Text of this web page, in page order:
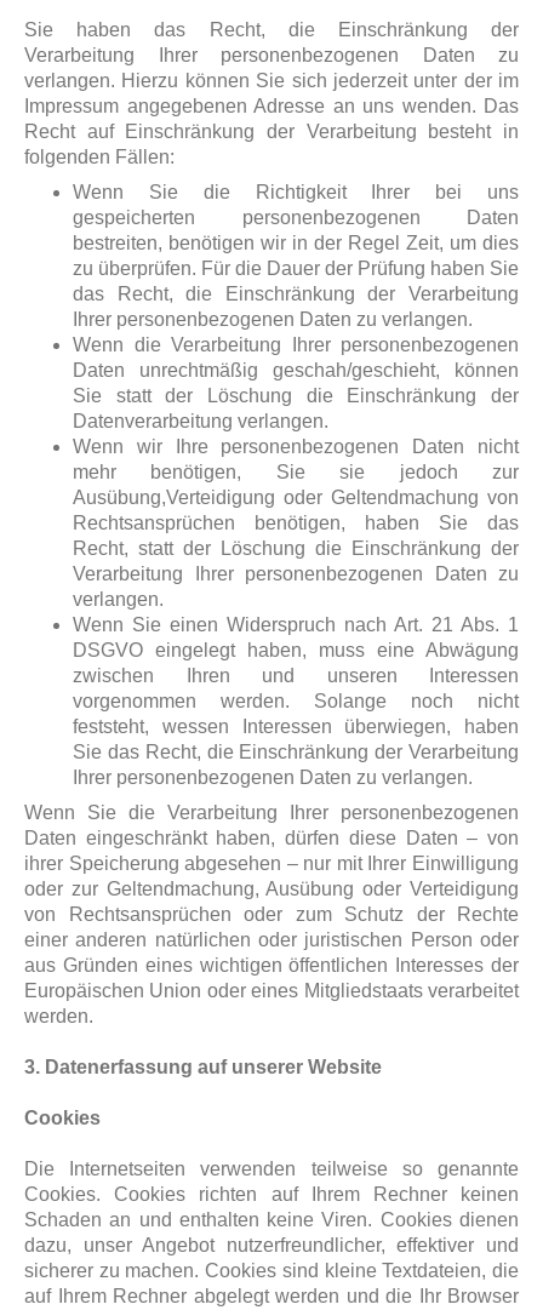
Sie haben das Recht, die Einschränkung der
Verarbeitung Ihrer personenbezogenen Daten zu
verlangen. Hierzu können Sie sich jederzeit unter der im
Impressum angegebenen Adresse an uns wenden. Das
Recht auf Einschränkung der Verarbeitung besteht in
folgenden Fällen:
Wenn Sie die Richtigkeit Ihrer bei uns
gespeicherten personenbezogenen Daten
bestreiten, benötigen wir in der Regel Zeit, um dies
zu überprüfen. Für die Dauer der Prüfung haben Sie
das Recht, die Einschränkung der Verarbeitung
Ihrer personenbezogenen Daten zu verlangen.
Wenn die Verarbeitung Ihrer personenbezogenen
Daten unrechtmäßig geschah/geschieht, können
Sie statt der Löschung die Einschränkung der
Datenverarbeitung verlangen.
Wenn wir Ihre personenbezogenen Daten nicht
mehr benötigen, Sie sie jedoch zur
Ausübung,Verteidigung oder Geltendmachung von
Rechtsansprüchen benötigen, haben Sie das
Recht, statt der Löschung die Einschränkung der
Verarbeitung Ihrer personenbezogenen Daten zu
verlangen.
Wenn Sie einen Widerspruch nach Art. 21 Abs. 1
DSGVO eingelegt haben, muss eine Abwägung
zwischen Ihren und unseren Interessen
vorgenommen werden. Solange noch nicht
feststeht, wessen Interessen überwiegen, haben
Sie das Recht, die Einschränkung der Verarbeitung
Ihrer personenbezogenen Daten zu verlangen.
Wenn Sie die Verarbeitung Ihrer personenbezogenen
Daten eingeschränkt haben, dürfen diese Daten – von
ihrer Speicherung abgesehen – nur mit Ihrer Einwilligung
oder zur Geltendmachung, Ausübung oder Verteidigung
von Rechtsansprüchen oder zum Schutz der Rechte
einer anderen natürlichen oder juristischen Person oder
aus Gründen eines wichtigen öffentlichen Interesses der
Europäischen Union oder eines Mitgliedstaats verarbeitet
werden.
3. Datenerfassung auf unserer Website
Cookies
Die Internetseiten verwenden teilweise so genannte
Cookies. Cookies richten auf Ihrem Rechner keinen
Schaden an und enthalten keine Viren. Cookies dienen
dazu, unser Angebot nutzerfreundlicher, effektiver und
sicherer zu machen. Cookies sind kleine Textdateien, die
auf Ihrem Rechner abgelegt werden und die Ihr Browser